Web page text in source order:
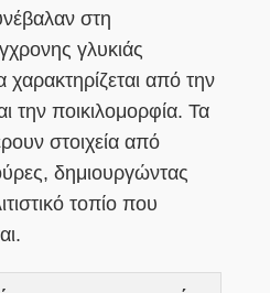
στη
γλυκιάς
από την
την ποικιλομορφία. Τα
στοιχεία από
δημιουργώντας
τοπίο που